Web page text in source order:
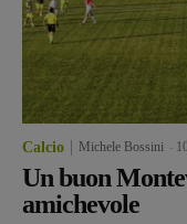
Calcio Michele Bossini
Un buon
amichevole